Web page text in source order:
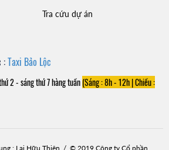
Tra cứu dự án
:Taxi Bảo Lộc
2 - sáng thứ 7 hàng tuần(Sáng : 8h - 12h |Chiều :
: Lại Hữu Thiện / © 2019 Công ty Cổ phần